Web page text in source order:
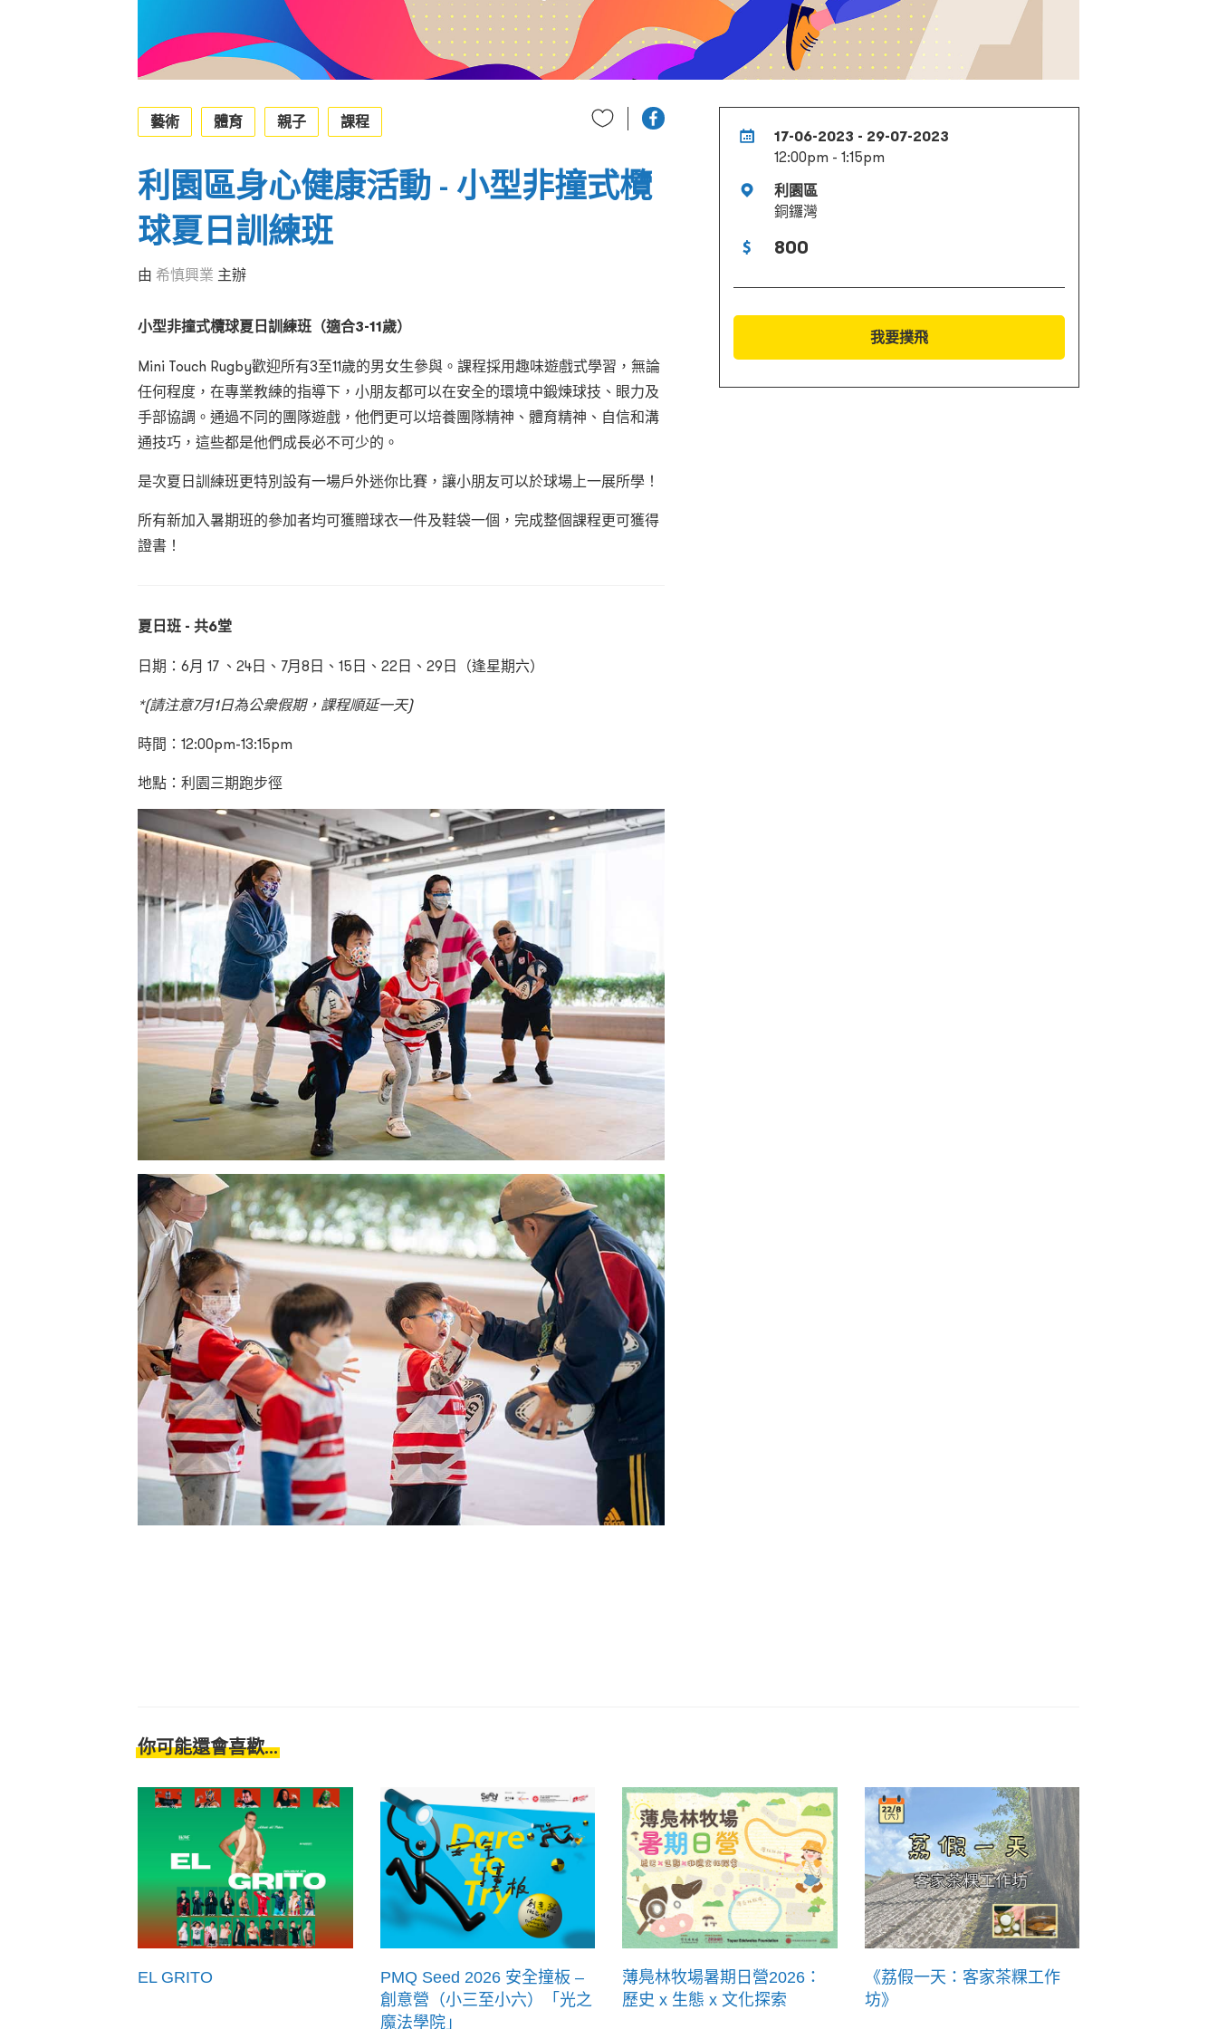
17-06-2023 - 29-07-2023
12:00pm - 1:15pm
利園區
銅鑼灣
800
我要撲飛
藝術 體育 親子 課程
利園區身心健康活動 - 小型非撞式欖
球夏日訓練班
由 希慎興業 主辦
小型非撞式欖球夏日訓練班（適合3-11歲）
Mini Touch Rugby歡迎所有3至11歲的男女生參與。課程採用趣味遊戲式學習，無論
任何程度，在專業教練的指導下，小朋友都可以在安全的環境中鍛煉球技、眼力及
手部協調。通過不同的團隊遊戲，他們更可以培養團隊精神、體育精神、自信和溝
通技巧，這些都是他們成長必不可少的。
是次夏日訓練班更特別設有一場戶外迷你比賽，讓小朋友可以於球場上一展所學！
所有新加入暑期班的參加者均可獲贈球衣一件及鞋袋一個，完成整個課程更可獲得
證書！
夏日班 - 共6堂
日期：6月 17 、24日、7月8日、15日、22日、29日（逢星期六）
*(請注意7月1日為公衆假期，課程順延一天)
時間：12:00pm-13:15pm
地點：利園三期跑步徑
你可能還會喜歡...
EL GRITO
PMQ Seed 2026 安全撞板 –
創意營（小三至小六）「光之
魔法學院」
薄鳧林牧場暑期日營2026：
歷史 x 生態 x 文化探索
《荔假一天：客家茶粿工作
坊》